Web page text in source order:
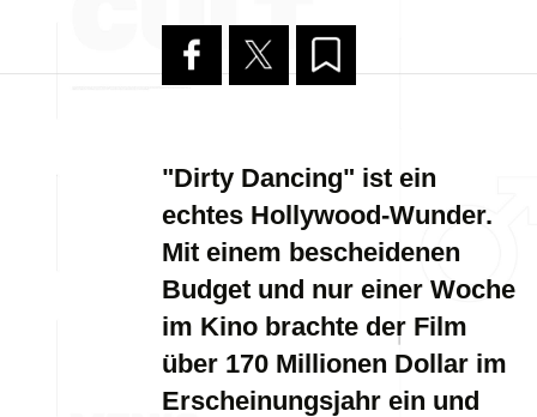
"Dirty Dancing" ist ein
echtes Hollywood-Wunder.
Mit einem bescheidenen
Budget und nur einer Woche
im Kino brachte der Film
über 170 Millionen Dollar im
Erscheinungsjahr ein und